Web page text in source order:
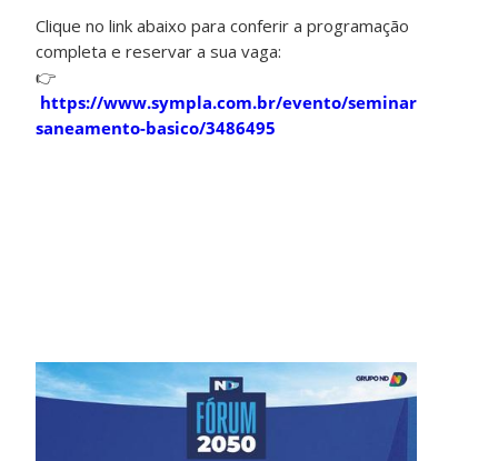
Clique no link abaixo para conferir a programação
completa e reservar a sua vaga:
👉
https://www.sympla.com.br/evento/seminario-
saneamento-basico/3486495